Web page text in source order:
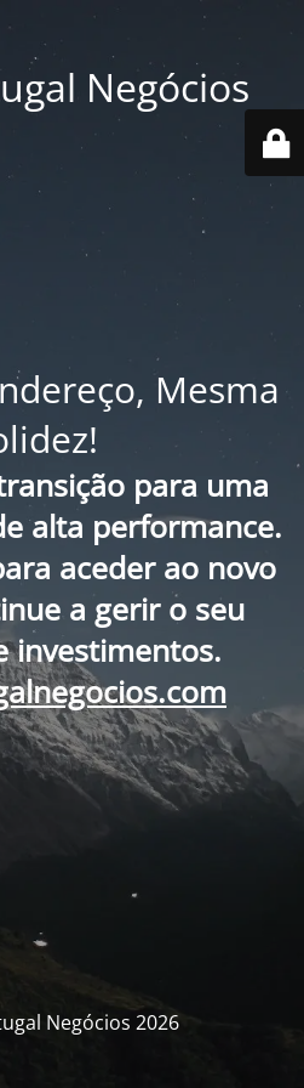
Negócios
Mesma
para uma
alta performance.
aceder ao novo
a gerir o seu
investimentos.
Negócios 2026